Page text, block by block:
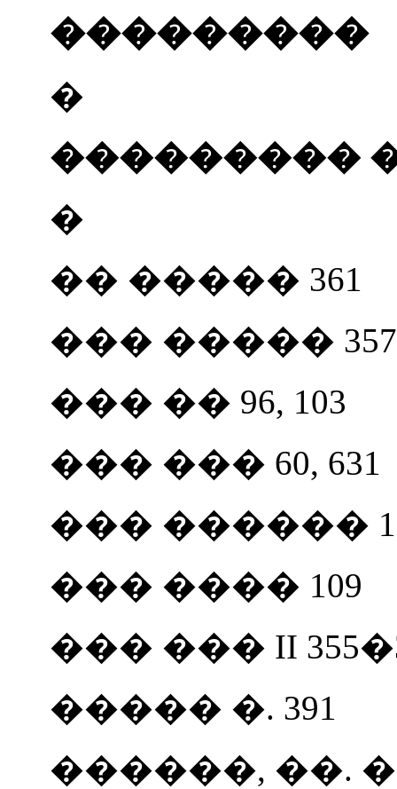
���������
�
���������
�
�� ����� 361
��� �����
��� �� 96, 103
��� ��� 60, 631
��� ������
��� ���� 109
��� ��� II
����� �. 391
������, ��.